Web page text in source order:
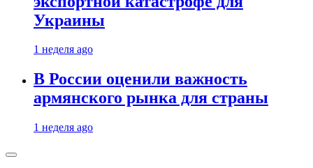
Украины
1 неделя ago
В России оценили важность
армянского рынка для страны
1 неделя ago